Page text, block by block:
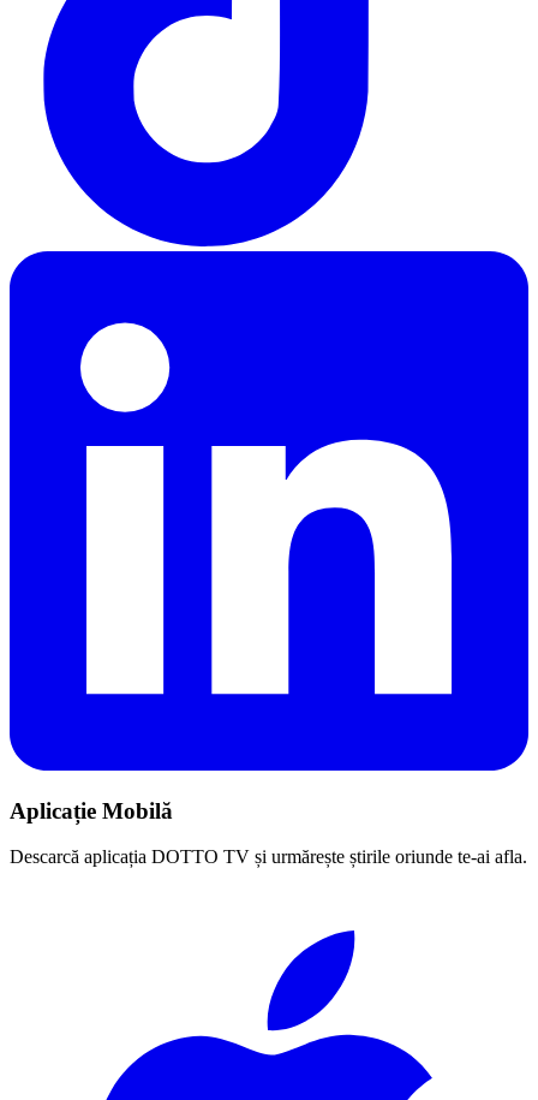
Aplicație Mobilă
Descarcă aplicația DOTTO TV și urmărește știrile oriunde te-ai afla.